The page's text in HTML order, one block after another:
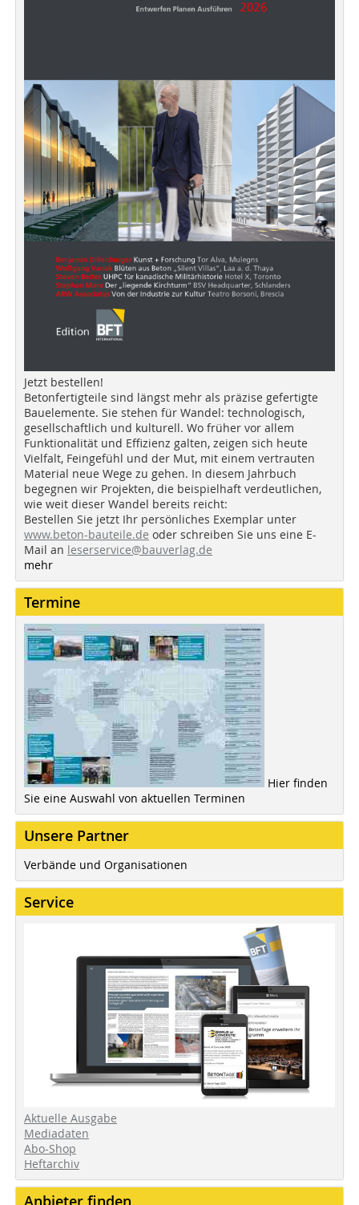
Jetzt bestellen!
Betonfertigteile sind längst mehr als präzise gefertigte
Bauelemente. Sie stehen für Wandel: technologisch,
gesellschaftlich und kulturell. Wo früher vor allem
Funktionalität und Effizienz galten, zeigen sich heute
Vielfalt, Feingefühl und der Mut, mit einem vertrauten
Material neue Wege zu gehen. In diesem Jahrbuch
begegnen wir Projekten, die beispielhaft verdeutlichen,
wie weit dieser Wandel bereits reicht:
Bestellen Sie jetzt Ihr persönliches Exemplar unter
www.beton-bauteile.de oder schreiben Sie uns eine E-
Mail an leserservice@bauverlag.de
mehr
Termine
Hier finden
Sie eine Auswahl von aktuellen Terminen
Unsere Partner
Verbände und Organisationen
Service
Aktuelle Ausgabe
Mediadaten
Abo-Shop
Heftarchiv
Anbieter finden